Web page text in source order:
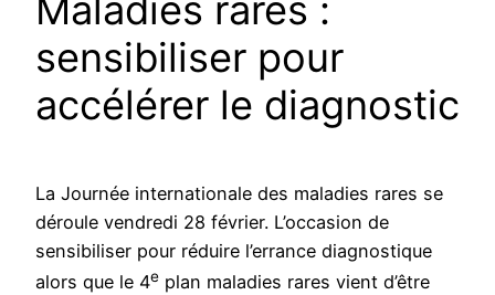
Maladies rares :
sensibiliser pour
accélérer le diagnostic
La Journée internationale des maladies rares se
déroule vendredi 28 février. L’occasion de
sensibiliser pour réduire l’errance diagnostique
alors que le 4e plan maladies rares vient d’être